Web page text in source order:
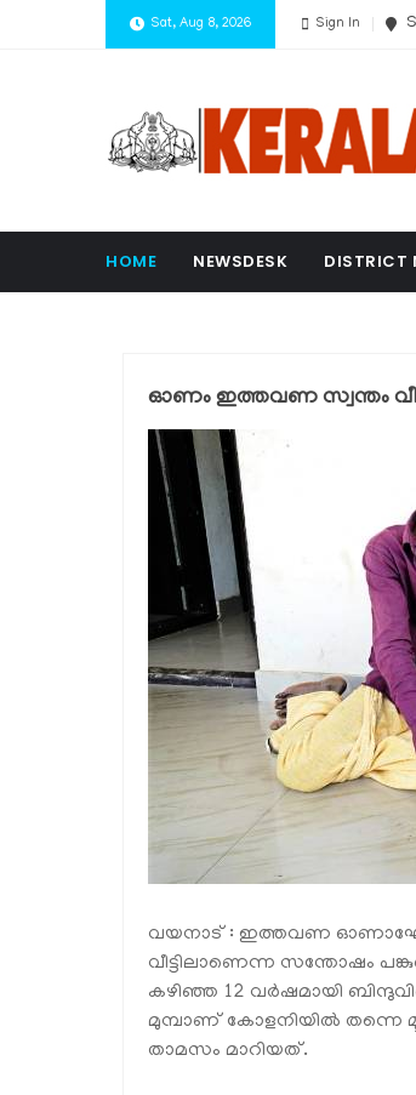
Sat, Aug 8, 2026 Sign In
HOME NEWSDESK DISTRICT
ഓണം ഇത്തവണ സ്വന്തം
വയനാട് : ഇത്തവണ
വീട്ടിലാണെന്ന സന്തോഷം
കഴിഞ്ഞ 12 വര്‍ഷമായി
മുമ്പാണ് കോളനിയില്‍ തന്നെ
താമസം മാറിയത്.